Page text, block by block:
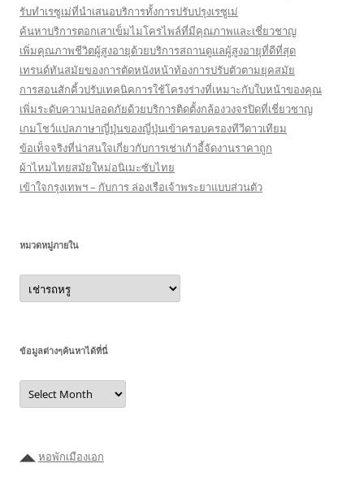
รับทำเรซูเม่ที่นำเสนอบริการทั้งการปรับปรุงเรซูเม่
ค้นหาบริการตอกเสาเข็มไมโครไพล์ที่มีคุณภาพและเชี่ยวชาญ
เพิ่มคุณภาพชีวิตผู้สูงอายุด้วยบริการสถานดูแลผู้สูงอายุที่ดีที่สุด
เทรนด์ทันสมัยของการตัดหนังหน้าท้องการปรับตัวตามยุคสมัย
การสอนสักคิ้วปรับเทคนิคการใช้โครงร่างที่เหมาะกับใบหน้าของคุณ
เพิ่มระดับความปลอดภัยด้วยบริการติดตั้งกล้องวงจรปิดที่เชี่ยวชาญ
เกมโชว์แปลภาษาญี่ปุ่นของญี่ปุ่นเข้าครอบครองทีวีดาวเทียม
ข้อเท็จจริงที่น่าสนใจเกี่ยวกับการเช่าเก้าอี้จัดงานราคาถูก
ผ้าไหมไทยสมัยใหม่อนิเมะซับไทย
เข้าใจกรุงเทพฯ – กับการ ล่องเรือเจ้าพระยาแบบส่วนตัว
หมวดหมู่ภายใน
หมวด
หมู่
ภายใน
ข้อมูลต่างๆค้นหาได้ที่นี่
ข้อมูล
ต่างๆ
ค้นหา
◢◣ หอพักเมืองเอก